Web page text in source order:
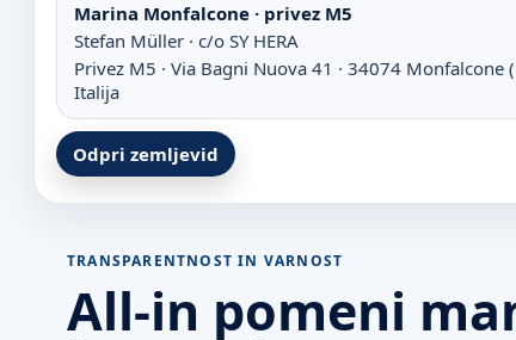
Marina Monfalcone · privez M5
Stefan Müller · c/o SY HERA
Privez M5 · Via Bagni Nuova 41 · 34074 Monfalcone
Italija
Odpri zemljevid
TRANSPARENTNOST IN VARNOST
All-in pomeni